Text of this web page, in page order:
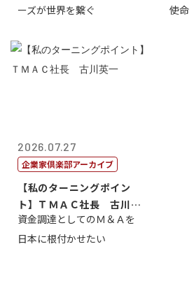
ーズが世界を繋ぐ
使命
2026.07.27
企業家倶楽部アーカイブ
【私のターニングポイン
ト】ＴＭＡＣ社長 古川英
一
資金調達としてのＭ＆Ａを
日本に根付かせたい